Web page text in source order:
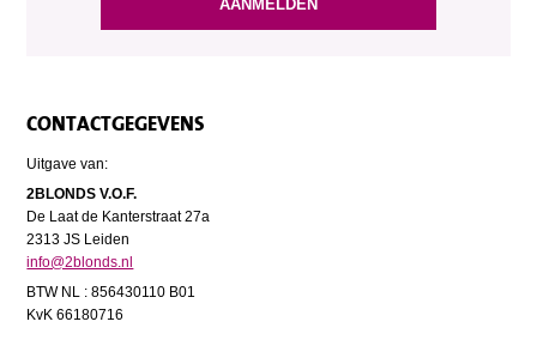
CONTACTGEGEVENS
Uitgave van:
2BLONDS V.O.F.
De Laat de Kanterstraat 27a
2313 JS Leiden
info@2blonds.nl
BTW NL : 856430110 B01
KvK 66180716